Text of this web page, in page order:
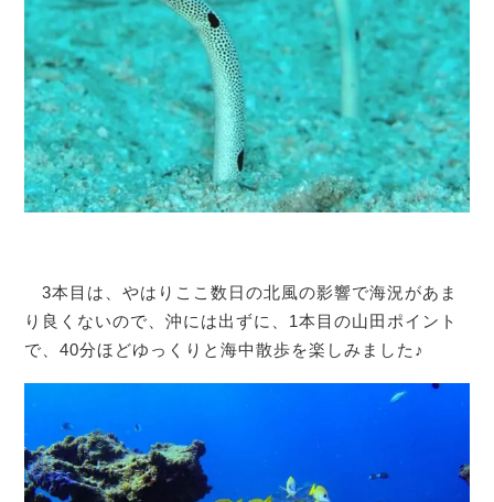
3本目は、やはりここ数日の北風の影響で海況があま
り良くないので、沖には出ずに、1本目の山田ポイント
で、40分ほどゆっくりと海中散歩を楽しみました♪